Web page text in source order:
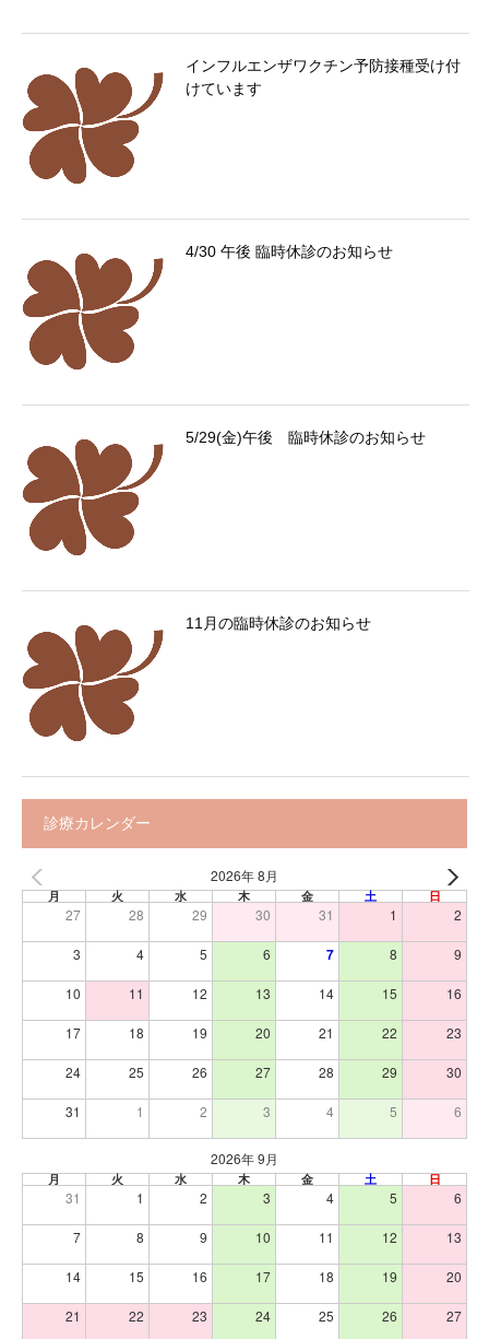
インフルエンザワクチン予防接種受け付
けています
4/30 午後 臨時休診のお知らせ
5/29(金)午後 臨時休診のお知らせ
11月の臨時休診のお知らせ
診療カレンダー
2026年 8月
月 火 水 木 金 土 日
27 28 29 30 31 1 2
3 4 5 6 7 8 9
10 11 12 13 14 15 16
17 18 19 20 21 22 23
24 25 26 27 28 29 30
31 1 2 3 4 5 6
2026年 9月
月 火 水 木 金 土 日
31 1 2 3 4 5 6
7 8 9 10 11 12 13
14 15 16 17 18 19 20
21 22 23 24 25 26 27